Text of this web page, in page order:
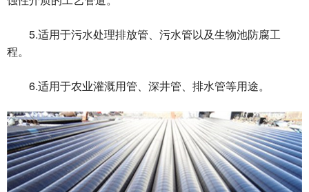
5.适用于污水处理排放管、污水管以及生物池防腐工
程。
6.适用于农业灌溉用管、深井管、排水管等用途。